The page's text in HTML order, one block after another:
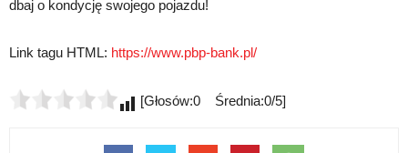
dbaj o kondycję swojego pojazdu!
Link tagu HTML: https://www.pbp-bank.pl/
[Głosów:0 Średnia:0/5]